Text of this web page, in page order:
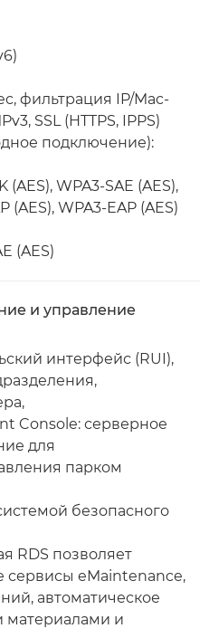
фильтрация IP/Mac-
SSL (HTTPS, IPPS)
подключение):
(AES), WPA3-SAE (AES),
(AES), WPA3-EAP (AES)
(AES)
и управление
интерфейс (RUI),
Console: серверное
для
парком
безопасного
RDS позволяет
сервисы eMaintenance,
автоматическое
материалами и